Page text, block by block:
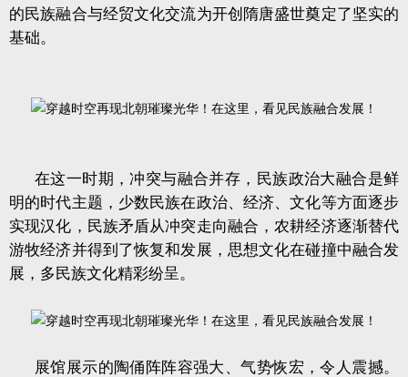
的民族融合与经贸文化交流为开创隋唐盛世奠定了坚实的
基础。
在这一时期，冲突与融合并存，民族政治大融合是鲜
明的时代主题，少数民族在政治、经济、文化等方面逐步
实现汉化，民族矛盾从冲突走向融合，农耕经济逐渐替代
游牧经济并得到了恢复和发展，思想文化在碰撞中融合发
展，多民族文化精彩纷呈。
展馆展示的陶俑阵阵容强大、气势恢宏，令人震撼。